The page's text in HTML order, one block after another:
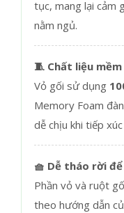
tục, mang lại cảm
nằm ngủ.
🧵 Chất liệu
Vỏ gối sử dụng
Memory Foam
dễ chịu khi tiếp
🧺 Dễ tháo rời
Phần vỏ và ruột
theo hướng dẫn